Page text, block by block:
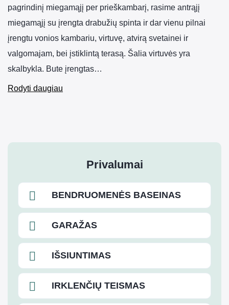
pagrindinį miegamąjį per prieškambarį, rasime antrąjį
miegamąjį su įrengta drabužių spinta ir dar vienu pilnai
įrengtu vonios kambariu, virtuvę, atvirą svetainei ir
valgomajam, bei įstiklintą terasą. Šalia virtuvės yra
skalbykla. Bute įrengtas…
Rodyti daugiau
Privalumai
BENDRUOMENĖS BASEINAS
GARAŽAS
IŠSIUNTIMAS
IRKLENČIŲ TEISMAS